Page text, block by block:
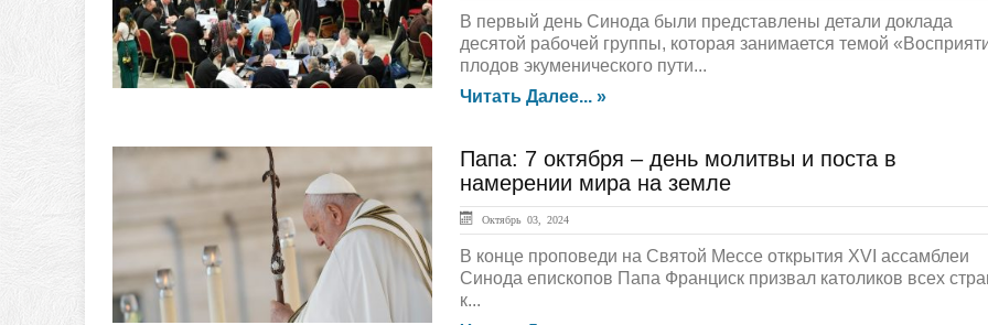
В первый день Синода были представлены детали доклада
десятой рабочей группы, которая занимается темой
плодов экуменического пути...
Читать Далее... »
ГЛАВНАЯ
Папа: 7 октября – день молитвы и поста в
намерении мира на земле
Октябрь 03, 2024
В конце проповеди на Святой Мессе открытия XVI ассамблеи
Синода епископов Папа Франциск призвал католиков всех
к...